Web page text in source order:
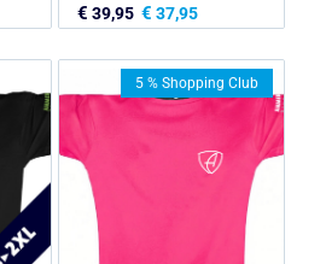
€ 39,95 € 37,95
5 % Shopping Club